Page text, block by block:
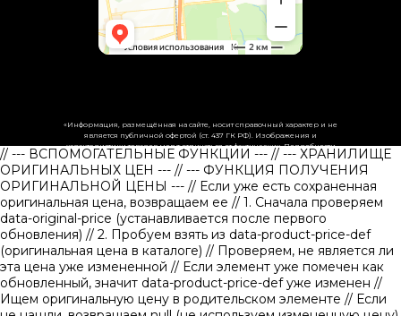
«Информация, размещённая на сайте, носит справочный характер и не
является публичной офертой (ст. 437 ГК РФ). Изображения и
характеристики товаров могут отличаться от фактических. Подробности
уточняйте у менеджеров.»
// --- ВСПОМОГАТЕЛЬНЫЕ ФУНКЦИИ --- // --- ХРАНИЛИЩЕ
ОРИГИНАЛЬНЫХ ЦЕН --- // --- ФУНКЦИЯ ПОЛУЧЕНИЯ
ОРИГИНАЛЬНОЙ ЦЕНЫ --- // Если уже есть сохраненная
оригинальная цена, возвращаем ее // 1. Сначала проверяем
data-original-price (устанавливается после первого
обновления) // 2. Пробуем взять из data-product-price-def
(оригинальная цена в каталоге) // Проверяем, не является ли
эта цена уже измененной // Если элемент уже помечен как
обновленный, значит data-product-price-def уже изменен //
Ищем оригинальную цену в родительском элементе // Если